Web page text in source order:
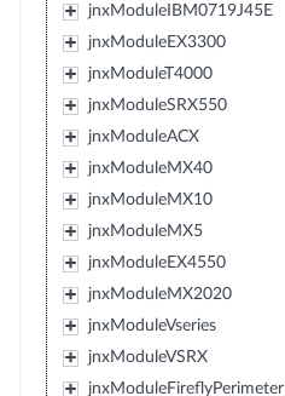
jnxModuleIBM0719J45E
jnxModuleEX3300
jnxModuleT4000
jnxModuleSRX550
jnxModuleACX
jnxModuleMX40
jnxModuleMX10
jnxModuleMX5
jnxModuleEX4550
jnxModuleMX2020
jnxModuleVseries
jnxModuleVSRX
jnxModuleFireflyPerimeter